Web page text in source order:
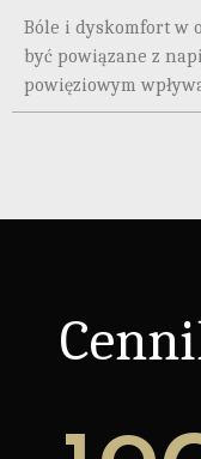
Bóle i dyskomfort w
być powiązane z
powięziowym